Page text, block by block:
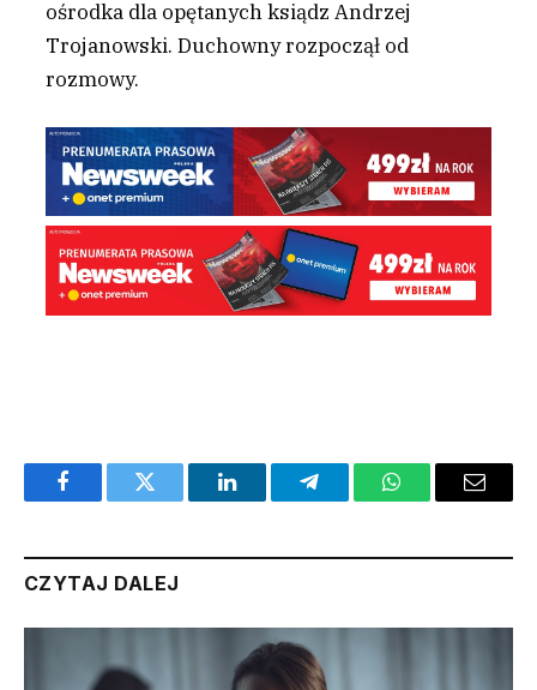
ośrodka dla opętanych ksiądz Andrzej
Trojanowski. Duchowny rozpoczął od
rozmowy.
FacebookTwitter LinkedInTelegramWhatsAppEmail
CZYTAJ DALEJ